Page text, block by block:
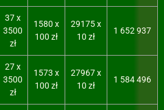
37 x
3500
zł
1580 x
100 zł
29175 x
10 zł
1 652 937
27 x
3500
zł
1573 x
100 zł
27967 x
10 zł
1 584 496